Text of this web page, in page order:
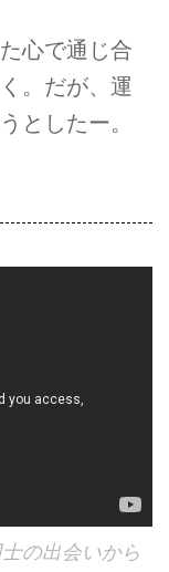
心で通じ合
。だが、運
としたー。
士の出会いから